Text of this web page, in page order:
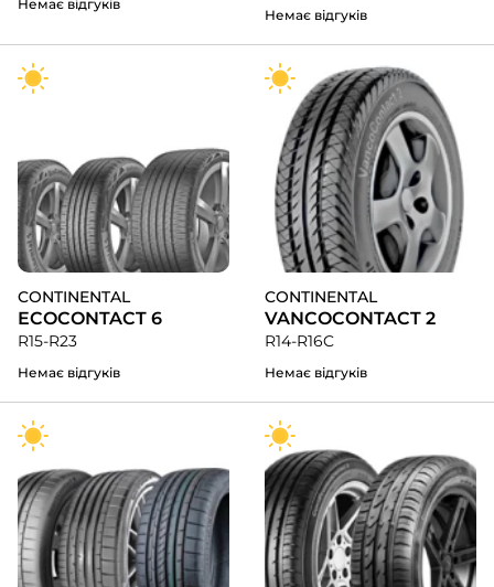
Немає відгуків
Немає відгуків
CONTINENTAL
ECOCONTACT 6
R15-R23
Немає відгуків
CONTINENTAL
VANCOCONTACT 2
R14-R16C
Немає відгуків